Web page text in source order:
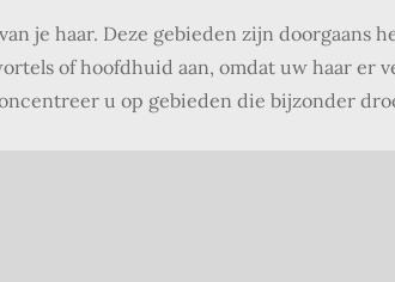
je haar. Deze gebieden zijn doorgaans
of hoofdhuid aan, omdat uw haar er
u op gebieden die bijzonder